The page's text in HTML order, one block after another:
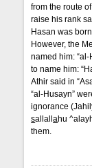
from the route
raise his rank
Hasan was
However, the
named him:
to name him:
Athir said in
“al-Husayn”
ignorance
sallallahu
them.